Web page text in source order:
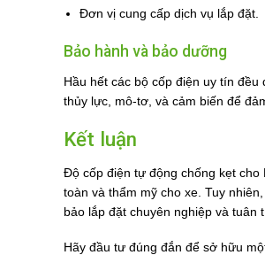
Đơn vị cung cấp dịch vụ lắp đặt.
Bảo hành và bảo dưỡng
Hầu hết các bộ cốp điện uy tín
thủy lực, mô-tơ, và cảm biến để
Kết luận
Độ cốp điện tự động chống kẹt cho
toàn và thẩm mỹ cho xe. Tuy
bảo lắp đặt chuyên nghiệp và tuân
Hãy đầu tư đúng đắn để sở hữu